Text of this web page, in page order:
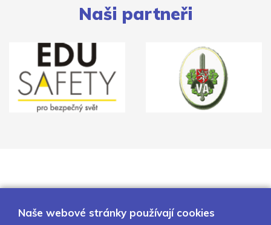
Naši partneři
Naše webové stránky používají cookies